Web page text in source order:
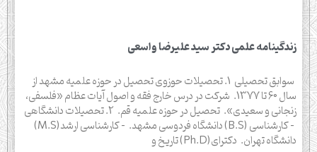
زندگينامه علمى دکتر سید علیرضا واسعی
سوابق تحصیلی 1. تحصیلات حوزوی تحصیل در حوزه علمیه مشهد از
سال 60 تا 1377. شرکت در درس خارج فقه و اصول آیات عظام «فلسفی،
زنجانی و سعیدی». تحصیل در حوزه علمیه قم. 2. تحصیلات دانشگاهی
– كارشناسى (B.S) دانشگاه فردوسی مشهد. – كارشناسى ارشد(M.S)
دانشگاه تهران. دکترای(Ph.D) تاریخ و